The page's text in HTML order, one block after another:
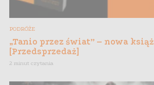
PODRÓŻE
„Tanio przez świat” – nowa
[Przedsprzedaż]
2 minut czytania